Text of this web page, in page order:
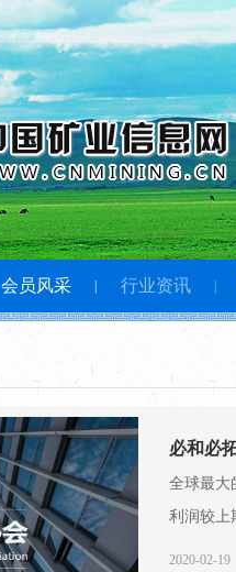
会员风采 行业资讯
必和必
全球最大
利润较上
2020-02-19